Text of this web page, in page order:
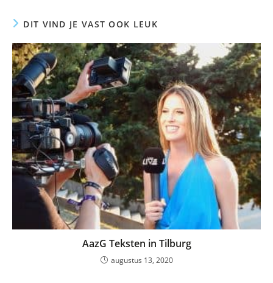
DIT VIND JE VAST OOK LEUK
AazG Teksten in Tilburg
augustus 13, 2020